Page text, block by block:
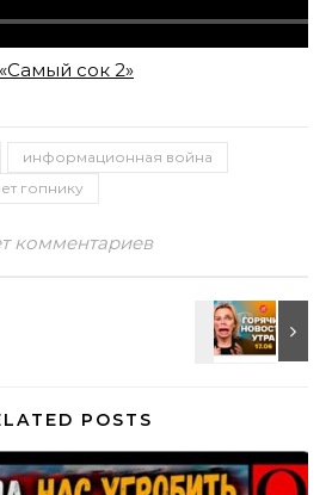
сок 2»
информационная война
гопнику
комментариев
POSTS